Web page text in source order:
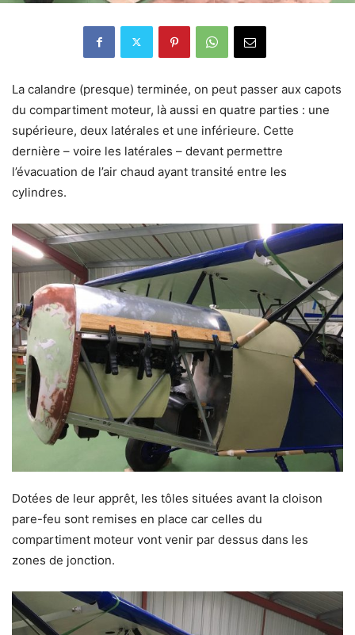
La calandre (presque) terminée, on peut passer aux capots
du compartiment moteur, là aussi en quatre parties : une
supérieure, deux latérales et une inférieure. Cette
dernière – voire les latérales – devant permettre
l’évacuation de l’air chaud ayant transité entre les
cylindres.
Dotées de leur apprêt, les tôles situées avant la cloison
pare-feu sont remises en place car celles du
compartiment moteur vont venir par dessus dans les
zones de jonction.